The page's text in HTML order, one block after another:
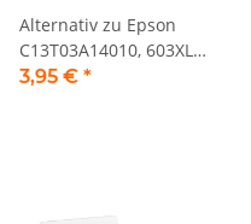
Alternativ zu Epson
C13T03A14010, 603XL
Tintenpatrone schwarz
3,95 € *